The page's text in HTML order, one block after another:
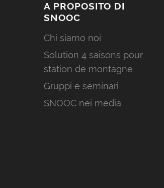
A PROPOSITO DI
SNOOC
Chi siamo noi
Solution 4 saisons pour
station de montagne
Gruppi e seminari
SNOOC nei media